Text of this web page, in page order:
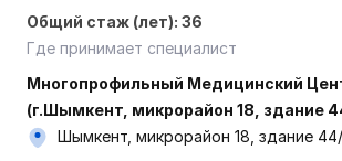
Общий стаж (лет): 36
Где принимает специалист
Многопрофильный Медицинский
(г.Шымкент, микрорайон 18, здание
Шымкент, микрорайон 18, здание